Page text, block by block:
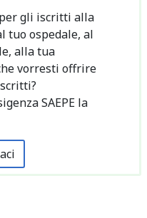
gli iscritti alla
tuo ospedale, al
alla tua
vorresti offrire
SAEPE la